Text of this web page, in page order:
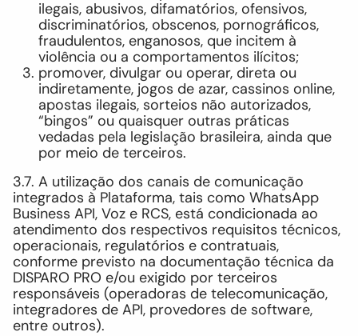
ilegais, abusivos, difamatórios, ofensivos,
discriminatórios, obscenos, pornográficos,
fraudulentos, enganosos, que incitem à
violência ou a comportamentos ilícitos;
promover, divulgar ou operar, direta ou
indiretamente, jogos de azar, cassinos online,
apostas ilegais, sorteios não autorizados,
“bingos” ou quaisquer outras práticas
vedadas pela legislação brasileira, ainda que
por meio de terceiros.
3.7. A utilização dos canais de comunicação
integrados à Plataforma, tais como WhatsApp
Business API, Voz e RCS, está condicionada ao
atendimento dos respectivos requisitos técnicos,
operacionais, regulatórios e contratuais,
conforme previsto na documentação técnica da
DISPARO PRO e/ou exigido por terceiros
responsáveis (operadoras de telecomunicação,
integradores de API, provedores de software,
entre outros).